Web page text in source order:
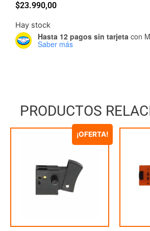
$23.990,00
Hay stock
Hasta 12 pagos sin tarjeta con
Saber más
PRODUCTOS
¡OFERTA!